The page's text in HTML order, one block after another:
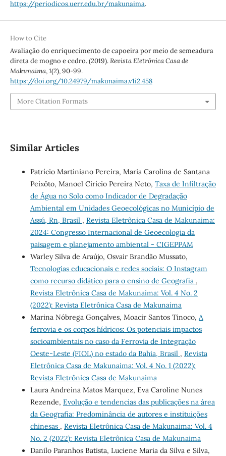
https://periodicos.uerr.edu.br/makunaima.
How to Cite
Avaliação do enriquecimento de capoeira por meio de semeadura
direta de mogno e cedro. (2019).Revista Eletrônica Casa de
Makunaima,1(2), 90-99.
https://doi.org/10.24979/makunaima.v1i2.458
More Citation Formats
Similar Articles
Patrício Martiniano Pereira, Maria Carolina de Santana
Peixôto, Manoel Cirício Pereira Neto, Taxa de Infiltração
de Água no Solo como Indicador de Degradação
Ambiental em Unidades Geoecológicas no Município de
Assú, Rn, Brasil , Revista Eletrônica Casa de Makunaima:
2024: Congresso Internacional de Geoecologia da
paisagem e planejamento ambiental - CIGEPPAM
Warley Silva de Araújo, Osvair Brandão Mussato,
Tecnologias educacionais e redes sociais: O Instagram
como recurso didático para o ensino de Geografia ,
Revista Eletrônica Casa de Makunaima: Vol. 4 No. 2
(2022): Revista Eletrônica Casa de Makunaima
Marina Nóbrega Gonçalves, Moacir Santos Tinoco, A
ferrovia e os corpos hídricos: Os potenciais impactos
socioambientais no caso da Ferrovia de Integração
Oeste-Leste (FIOL) no estado da Bahia, Brasil , Revista
Eletrônica Casa de Makunaima: Vol. 4 No. 1 (2022):
Revista Eletrônica Casa de Makunaima
Laura Andreina Matos Marquez, Eva Caroline Nunes
Rezende, Evolução e tendencias das publicações na área
da Geografia: Predominância de autores e instituições
chinesas , Revista Eletrônica Casa de Makunaima: Vol. 4
No. 2 (2022): Revista Eletrônica Casa de Makunaima
Danilo Paranhos Batista, Luciene Maria da Silva e Silva,